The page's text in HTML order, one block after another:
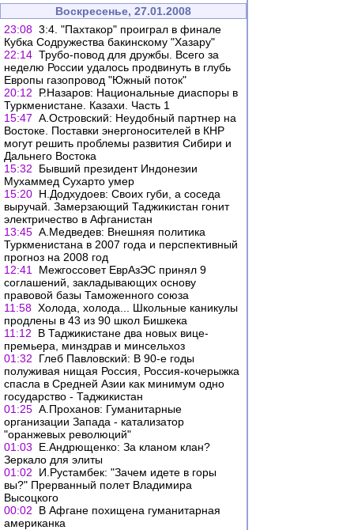
Воскресенье, 27.01.2008
23:08 3:4. "Пахтакор" проиграл в финале
Кубка Содружества бакинскому "Хазару"
22:14 Трубо-повод для дружбы. Всего за
неделю России удалось продвинуть в глубь
Европы газопровод "Южный поток"
20:12
Р.Назаров: Национальные диаспоры в
Туркменистане. Казахи. Часть 1
15:47 А.Островский: Неудобный партнер на
Востоке. Поставки энергоносителей в КНР
могут решить проблемы развития Сибири и
Дальнего Востока
15:32
Бывший президент Индонезии
Мухаммед Сухарто умер
15:20 Н.Додхудоев: Своих губи, а соседа
выручай. Замерзающий Таджикистан гонит
электричество в Афганистан
13:45 А.Медведев: Внешняя политика
Туркменистана в 2007 года и перспективный
прогноз на 2008 год
12:41
Межгоссовет ЕврАзЭС принял 9
соглашений, закладывающих основу
правовой базы Таможенного союза
11:58 Холода, холода... Школьные каникулы
продлены в 43 из 90 школ Бишкека
11:12
В Таджикистане два новых вице-
премьера, минздрав и минсельхоз
01:32
Глеб Павловский: В 90-е годы
полуживая нищая Россия, Россия-кочерыжка
спасла в Средней Азии как минимум одно
государство - Таджикистан
01:25 А.Проханов: Гуманитарные
организации Запада - катализатор
"оранжевых революций"
01:03
Е.Андрющенко: За кланом клан?
Зеркало для элиты
01:02
И.Рустамбек: "Зачем идете в горы
вы?" Прерванный полет Владимира
Высоцкого
00:02
В Афгане похищена гуманитарная
американка